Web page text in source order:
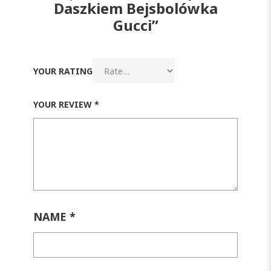
Daszkiem Bejsbolówka
Gucci”
YOUR RATING
YOUR REVIEW *
NAME *